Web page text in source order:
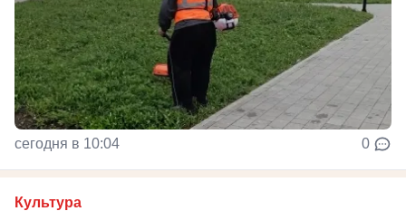
сегодня в 10:04 0
Культура